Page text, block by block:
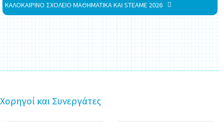
ΚΑΛΟΚΑΙΡΙΝΟ ΣΧΟΛΕΙΟ ΜΑΘΗΜΑΤΙΚΑ ΚΑΙ STEAME 2026
Χορηγοί και Συνεργάτες